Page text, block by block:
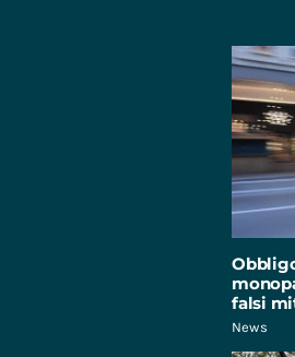
falsi
News